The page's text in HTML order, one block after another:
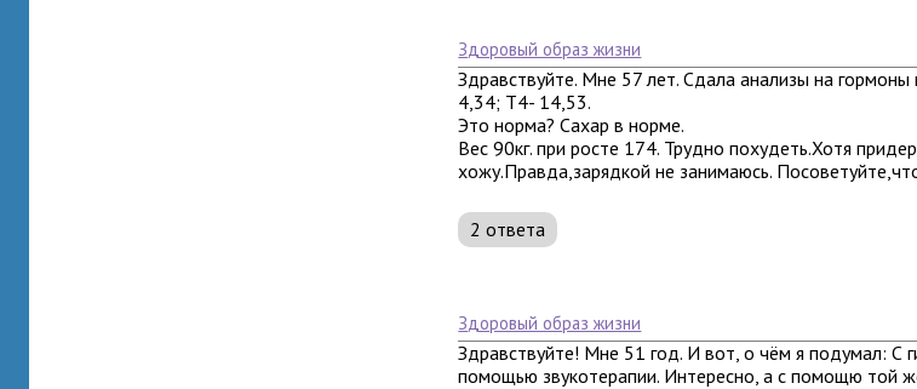
здоровый образ жизни
Здравствуйте. Мне 57 лет. Сдала анализы на
4,34; Т4- 14,53.
Это норма? Сахар в норме.
Вес 90кг. при росте 174. Трудно похудеть.Хотя
хожу.Правда,зарядкой не занимаюсь.
2 ответа
здоровый образ жизни
Здравствуйте! Мне 51 год. И вот, о чём я подумал: С
помощью звукотерапии. Интересно, а с помощю той